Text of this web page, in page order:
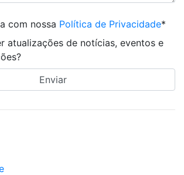
com nossa Política de Privacidade*
atualizações de notícias, eventos e